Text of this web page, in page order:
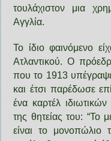
τουλάχιστον μια
Αγγλία.
Το ίδιο φαινόμενο
Ατλαντικού. Ο
που το 1913
και έτσι παρέδωσε
ένα καρτέλ
της θητείας του: “To
είναι το